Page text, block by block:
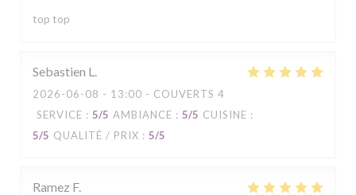
top top
Sebastien L
2026-06-08 - 13:00 - COUVERTS 4
SERVICE : 5/5 AMBIANCE : 5/5 CUISINE :
5/5 QUALITÉ / PRIX : 5/5
Ramez F